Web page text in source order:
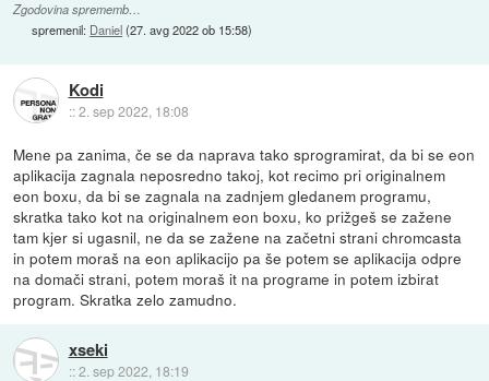
Zgodovina sprememb…
spremenil: Daniel(27. avg 2022 ob 15:58)
Kodi
::2. sep 2022, 18:08
Mene pa zanima, če se da naprava tako sprogramirat, da bi se eon
aplikacija zagnala neposredno takoj, kot recimo pri originalnem
eon boxu, da bi se zagnala na zadnjem gledanem programu,
skratka tako kot na originalnem eon boxu, ko prižgeš se zažene
tam kjer si ugasnil, ne da se zažene na začetni strani chromcasta
in potem moraš na eon aplikacijo pa še potem se aplikacija odpre
na domači strani, potem moraš it na programe in potem izbirat
program. Skratka zelo zamudno.
xseki
::2. sep 2022, 18:19